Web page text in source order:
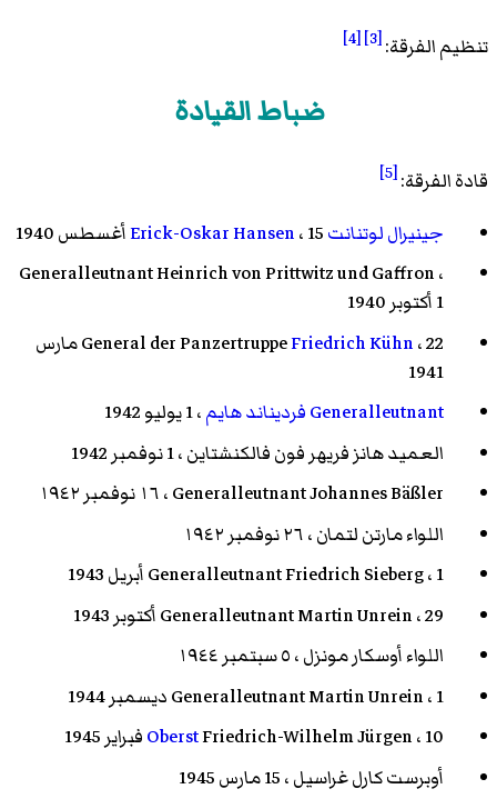
تنظيم الفرقة:[3]
[4]
ضباط القيادة
قادة الفرقة:[5]
جينيرال لوتنانت Erick-Oskar Hansen، 15 أغسطس 1940
GeneralleutnantHeinrich von Prittwitz und Gaffron،
1 أكتوبر 1940
General der PanzertruppeFriedrich Kühn
، 22 مارس
1941
Generalleutnantفرديناند هايم، 1 يوليو 1942
العميد هانز فريهر فون فالكنشتاين ، 1 نوفمبر 1942
Generalleutnant Johannes Bäßler ، ١٦ نوفمبر ١٩٤٢
اللواء مارتن لتمان ، ٢٦ نوفمبر ١٩٤٢
Generalleutnant Friedrich Sieberg ، 1 أبريل 1943
Generalleutnant Martin Unrein ، 29 أكتوبر 1943
اللواء أوسكار مونزل ، ٥ سبتمبر ١٩٤٤
Generalleutnant Martin Unrein ، 1 ديسمبر 1944
OberstFriedrich-Wilhelm Jürgen ، 10 فبراير 1945
أوبرست كارل غراسيل ، 15 مارس 1945